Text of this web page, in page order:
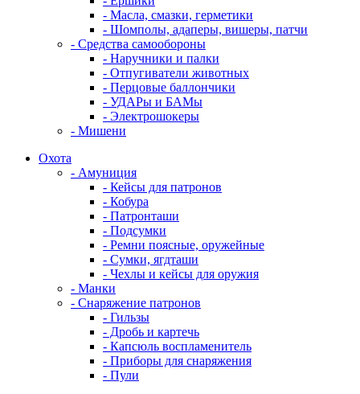
- Масла, смазки, герметики
- Шомполы, адаперы, вишеры, патчи
- Средства самообороны
- Наручники и палки
- Отпугиватели животных
- Перцовые баллончики
- УДАРы и БАМы
- Электрошокеры
- Мишени
Охота
- Амуниция
- Кейсы для патронов
- Кобура
- Патронташи
- Подсумки
- Ремни поясные, оружейные
- Сумки, ягдташи
- Чехлы и кейсы для оружия
- Манки
- Снаряжение патронов
- Гильзы
- Дробь и картечь
- Капсюль воспламенитель
- Приборы для снаряжения
- Пули